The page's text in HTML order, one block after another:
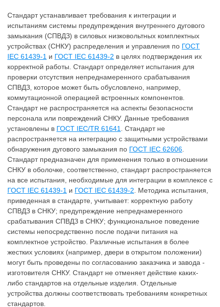
Стандарт устанавливает требования к интеграции и
испытаниям системы предупреждения внутреннего дугового
замыкания (СПВДЗ) в силовых низковольтных комплектных
устройствах (СНКУ) распределения и управления по ГОСТ
IEC 61439-1 и ГОСТ IEC 61439-2 в целях подтверждения их
корректной работы. Стандарт определяет испытания для
проверки отсутствия непреднамеренного срабатывания
СПВДЗ, которое может быть обусловлено, например,
коммутационной операцией встроенных компонентов.
Стандарт не распространяется на аспекты безопасности
персонала или повреждений СНКУ. Данные требования
установлены в ГОСТ IEC/TR 61641
. Стандарт не
распространяется на интеграцию с защитными устройствами
обнаружения дугового замыкания по ГОСТ IEC 62606
Стандарт предназначен для применения только в отношении
СНКУ в оболочке, соответственно, стандарт распространяется
на все испытания, необходимые для интеграции в комплексе с
ГОСТ IEC 61439-1 и ГОСТ IEC 61439-2 . Методика испытания,
приведенная в стандарте, учитывает: корректную работу
СПВДЗ в СНКУ; предупреждение непреднамеренного
срабатывания СПВДЗ в СНКУ; функциональное поведение
системы непосредственно после подачи питания на
комплектное устройство. Различные испытания в более
жестких условиях (например, двери в открытом положении)
могут быть проведены по согласованию заказчика и завода -
изготовителя СНКУ. Стандарт не отменяет действие каких-
либо стандартов на отдельные изделия. Отдельные
устройства должны соответствовать требованиям конкретных
стандартов.